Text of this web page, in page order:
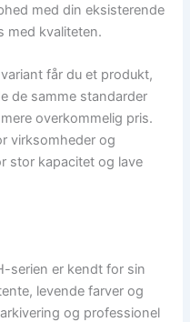
med din eksisterende
med kvaliteten.
får du et produkt,
de samme standarder
overkommelig pris.
virksomheder og
stor kapacitet og lave
serien er kendt for sin
levende farver og
og professionel